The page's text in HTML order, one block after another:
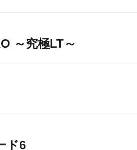
～究極LT～
ド6